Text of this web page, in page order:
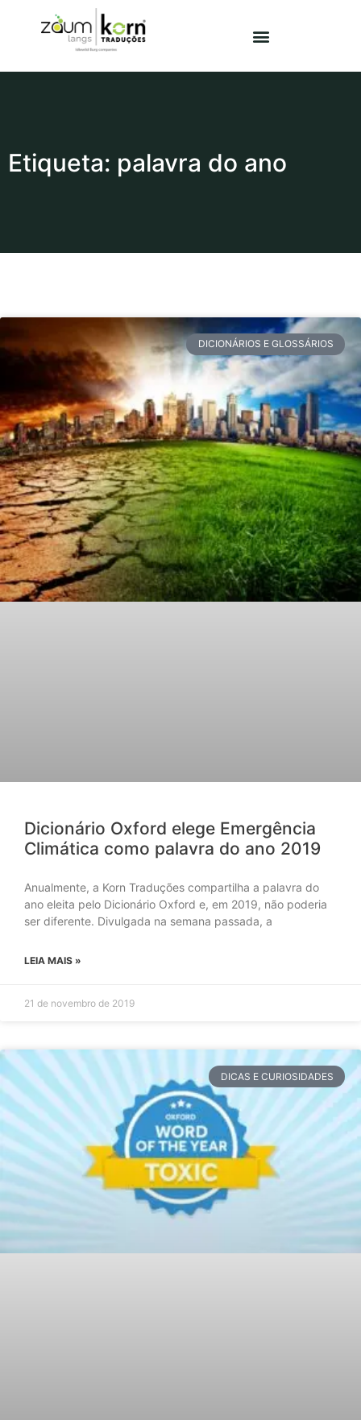
Etiqueta: palavra do ano
DICIONÁRIOS E GLOSSÁRIOS
Dicionário Oxford elege Emergência
Climática como palavra do ano 2019
Anualmente, a Korn Traduções compartilha a palavra do
ano eleita pelo Dicionário Oxford e, em 2019, não poderia
ser diferente. Divulgada na semana passada, a
LEIA MAIS »
21 de novembro de 2019
DICAS E CURIOSIDADES